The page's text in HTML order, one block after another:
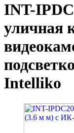
INT-
уличная
Intelliko